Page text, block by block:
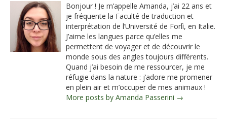
Bonjour ! Je m’appelle Amanda, j’ai 22 ans et
je fréquente la Faculté de traduction et
interprétation de l’Université de Forlì, en Italie.
J’aime les langues parce qu’elles me
permettent de voyager et de découvrir le
monde sous des angles toujours différents.
Quand j’ai besoin de me ressourcer, je me
réfugie dans la nature : j’adore me promener
en plein air et m’occuper de mes animaux !
More posts by Amanda Passerini →